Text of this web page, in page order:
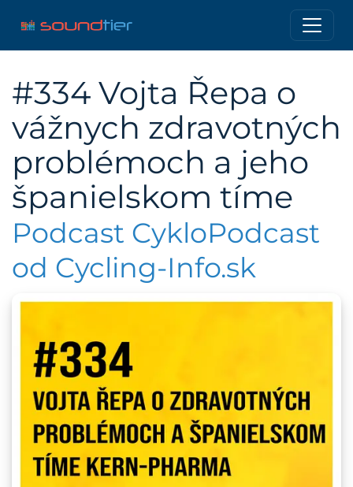
#334 Vojta Řepa o
vážnych zdravotných
problémoch a jeho
španielskom tíme
Podcast CykloPodcast
od Cycling-Info.sk